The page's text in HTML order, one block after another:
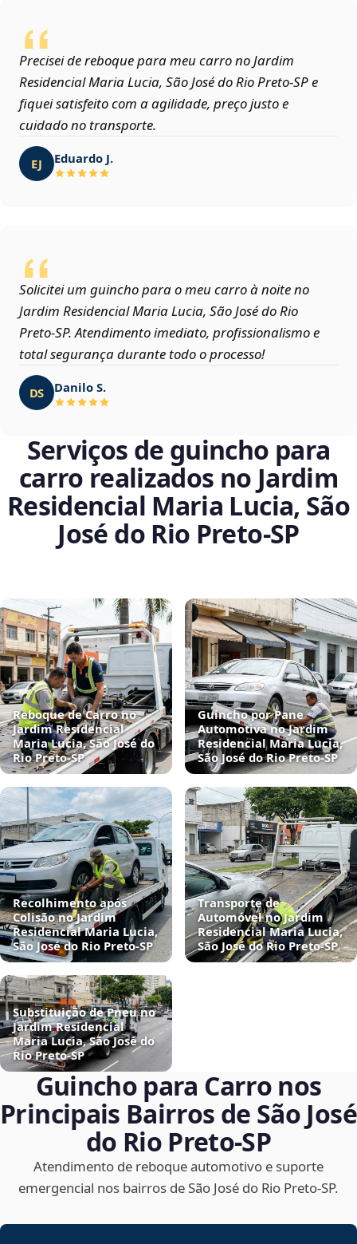
Precisei de reboque para meu carro no Jardim
Residencial Maria Lucia, São José do Rio Preto‑SP e
fiquei satisfeito com a agilidade, preço justo e
cuidado no transporte.
EJ Eduardo J.
Solicitei um guincho para o meu carro à noite no
Jardim Residencial Maria Lucia, São José do Rio
Preto‑SP. Atendimento imediato, profissionalismo e
total segurança durante todo o processo!
DS Danilo S.
Serviços de guincho para
carro realizados no Jardim
Residencial Maria Lucia, São
José do Rio Preto‑SP
Reboque de Carro no
Jardim Residencial
Maria Lucia, São José do
Rio Preto‑SP
Guincho por Pane
Automotiva no Jardim
Residencial Maria Lucia,
São José do Rio Preto‑SP
Recolhimento após
Colisão no Jardim
Residencial Maria Lucia,
São José do Rio Preto‑SP
Transporte de
Automóvel no Jardim
Residencial Maria Lucia,
São José do Rio Preto‑SP
Substituição de Pneu no
Jardim Residencial
Maria Lucia, São José do
Rio Preto‑SP
Guincho para Carro nos
Principais Bairros de São José
do Rio Preto‑SP
Atendimento de reboque automotivo e suporte
emergencial nos bairros de São José do Rio Preto‑SP.